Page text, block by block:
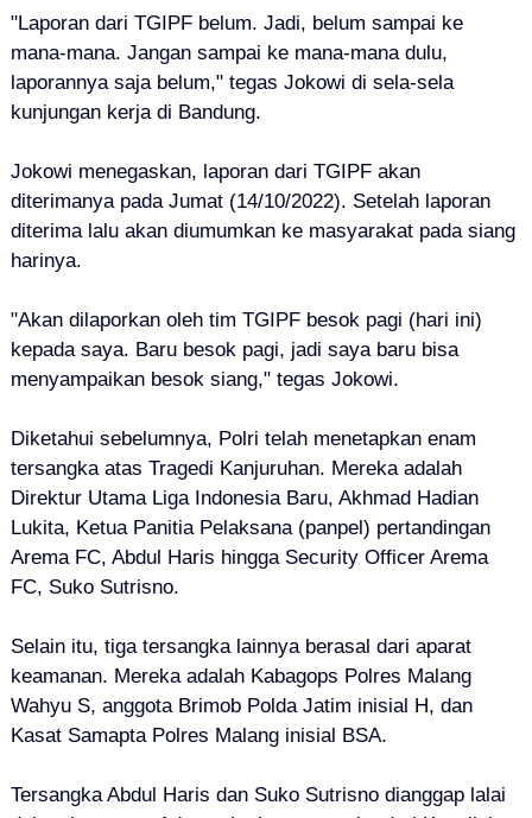
"Laporan dari TGIPF belum. Jadi, belum sampai ke
mana-mana. Jangan sampai ke mana-mana dulu,
laporannya saja belum," tegas Jokowi di sela-sela
kunjungan kerja di Bandung.
Jokowi menegaskan, laporan dari TGIPF akan
diterimanya pada Jumat (14/10/2022). Setelah laporan
diterima lalu akan diumumkan ke masyarakat pada siang
harinya.
"Akan dilaporkan oleh tim TGIPF besok pagi (hari ini)
kepada saya. Baru besok pagi, jadi saya baru bisa
menyampaikan besok siang," tegas Jokowi.
Diketahui sebelumnya, Polri telah menetapkan enam
tersangka atas Tragedi Kanjuruhan. Mereka adalah
Direktur Utama Liga Indonesia Baru, Akhmad Hadian
Lukita, Ketua Panitia Pelaksana (panpel) pertandingan
Arema FC, Abdul Haris hingga Security Officer Arema
FC, Suko Sutrisno.
Selain itu, tiga tersangka lainnya berasal dari aparat
keamanan. Mereka adalah Kabagops Polres Malang
Wahyu S, anggota Brimob Polda Jatim inisial H, dan
Kasat Samapta Polres Malang inisial BSA.
Tersangka Abdul Haris dan Suko Sutrisno dianggap lalai